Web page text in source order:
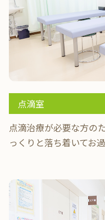
点滴室
点滴治療が必要な方の
っくりと落ち着いてお